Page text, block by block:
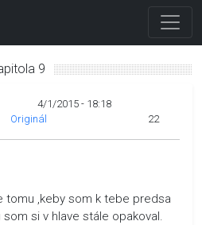
9
4/1/2015 - 18:18
Originál 22
tomu ,keby som k tebe predsa
si v hlave stále opakoval.